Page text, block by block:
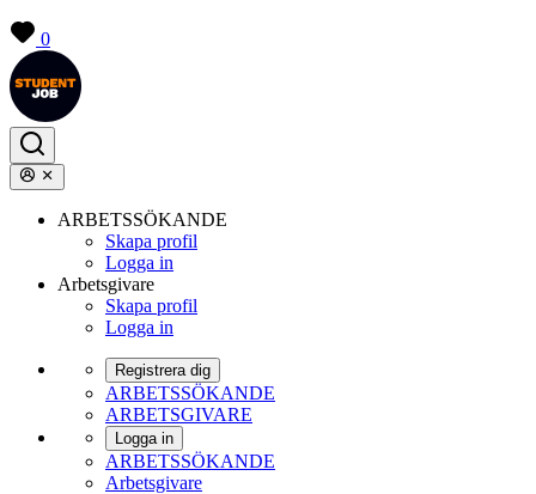
0
ARBETSSÖKANDE
Skapa profil
Logga in
Arbetsgivare
Skapa profil
Logga in
Registrera dig
ARBETSSÖKANDE
ARBETSGIVARE
Logga in
ARBETSSÖKANDE
Arbetsgivare